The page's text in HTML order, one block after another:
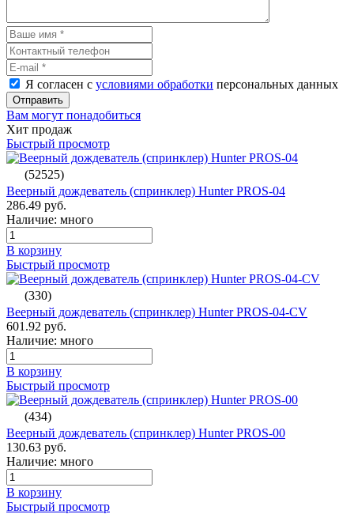
Я согласен с условиями обработки персональных данных
Отправить
Вам могут понадобиться
Хит продаж
Быстрый просмотр
(52525)
Веерный дождеватель (спринклер) Hunter PROS-04
286.49 руб.
Наличие: много
В корзину
Быстрый просмотр
(330)
Веерный дождеватель (спринклер) Hunter PROS-04-CV
601.92 руб.
Наличие: много
В корзину
Быстрый просмотр
(434)
Веерный дождеватель (спринклер) Hunter PROS-00
130.63 руб.
Наличие: много
В корзину
Быстрый просмотр